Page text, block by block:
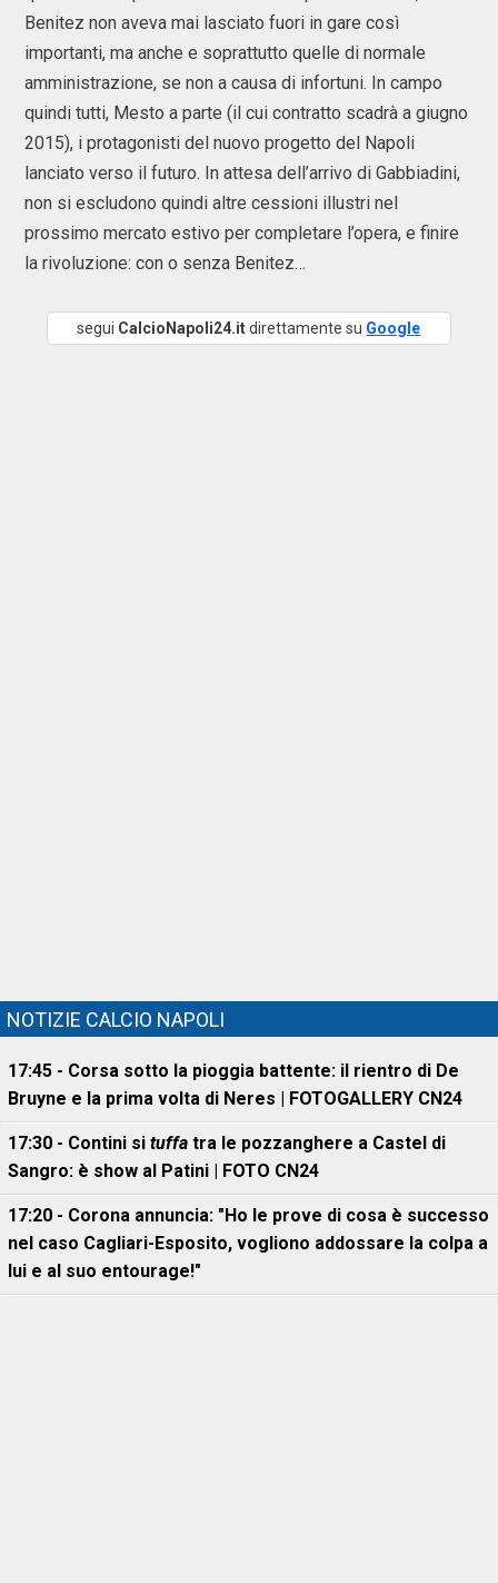
Benitez non aveva mai lasciato fuori in gare così
importanti, ma anche e soprattutto quelle di normale
amministrazione, se non a causa di infortuni. In campo
quindi tutti, Mesto a parte (il cui contratto scadrà a giugno
2015), i protagonisti del nuovo progetto del Napoli
lanciato verso il futuro. In attesa dell’arrivo di Gabbiadini,
non si escludono quindi altre cessioni illustri nel
prossimo mercato estivo per completare l’opera, e finire
la rivoluzione: con o senza Benitez…
segui CalcioNapoli24.itdirettamente su Google
NOTIZIE CALCIO NAPOLI
17:45 - Corsa sotto la pioggia battente: il rientro di De
Bruyne e la prima volta di Neres | FOTOGALLERY CN24
17:30 - Contini si tuffa tra le pozzanghere a Castel di
Sangro: è show al Patini | FOTO CN24
17:20 - Corona annuncia: "Ho le prove di cosa è successo
nel caso Cagliari-Esposito, vogliono addossare la colpa a
lui e al suo entourage!"